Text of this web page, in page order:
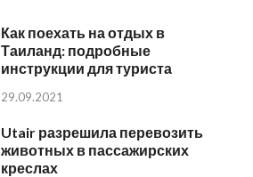
Как поехать на отдых в
Таиланд: подробные
инструкции для туриста
29.09.2021
Utair разрешила перевозить
животных в пассажирских
креслах